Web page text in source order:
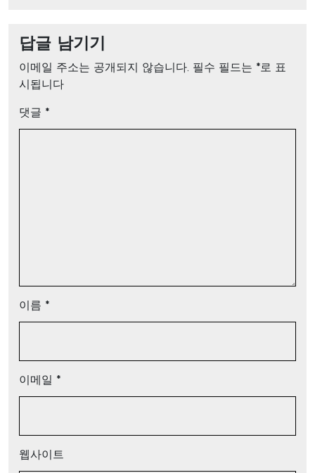
답글 남기기
이메일 주소는 공개되지 않습니다. 필수 필드는 *로 표
시됩니다
댓글 *
이름 *
이메일 *
웹사이트